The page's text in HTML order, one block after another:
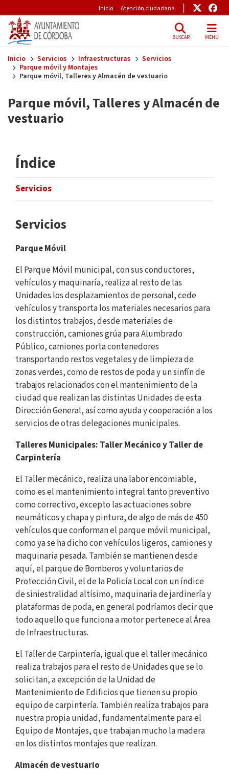
Pre-Header
Inicio Atención ciudadana Enlace
BUSCAR MENÚ
Inicio Servicios Infraestructuras
Servicios
Parque móvil y Montajes
Parque móvil, Talleres y Almacén de vestuario
Parque móvil, Talleres y Almacén de
vestuario
Índice
Servicios
Servicios
Parque Móvil
El Parque Móvil municipal, con sus conductores,
vehículos y maquinaría, realiza al resto de las
Unidades los desplazamientos de personal, cede
vehículos y transporta los materiales necesarios para
los distintos trabajos, desde materiales de
construcción, camiones grúa para Alumbrado
Público, camiones porta contenedores
transportando restos vegetales y de limpieza de
zonas verdes, como de restos de poda y un sinfín de
trabajos relacionados con el mantenimiento de la
ciudad que realizan las distintas Unidades de esta
Dirección General, así como ayuda y cooperación a los
servicios de otras delegaciones municipales.
Talleres Municipales: Taller Mecánico y Taller de
Carpintería
El Taller mecánico, realiza una labor encomiable,
como es el mantenimiento integral tanto preventivo
como correctivo, excepto las actuaciones sobre
neumáticos y chapa y pintura, de algo de más de 450
vehículos que conforman el parque móvil municipal,
como ya se ha dicho con vehículos ligeros, camiones y
maquinaria pesada. También se mantienen desde
aquí, el parque de Bomberos y voluntarios de
Protección Civil, el de la Policía Local con un índice
de siniestralidad altísimo, maquinaria de jardinería y
plataformas de poda, en general podríamos decir que
todo aquello que funciona a motor pertenece al Área
de Infraestructuras.
El Taller de Carpintería, igual que el taller mecánico
realiza trabajos para el resto de Unidades que se lo
solicitan, a excepción de la Unidad de
Mantenimiento de Edificios que tienen su propio
equipo de carpintería. También realiza trabajos para
nuestra propia unidad, fundamentalmente para el
Equipo de Montajes, que trabajan mucho la madera
en los distintos montajes que realizan.
Almacén de vestuario